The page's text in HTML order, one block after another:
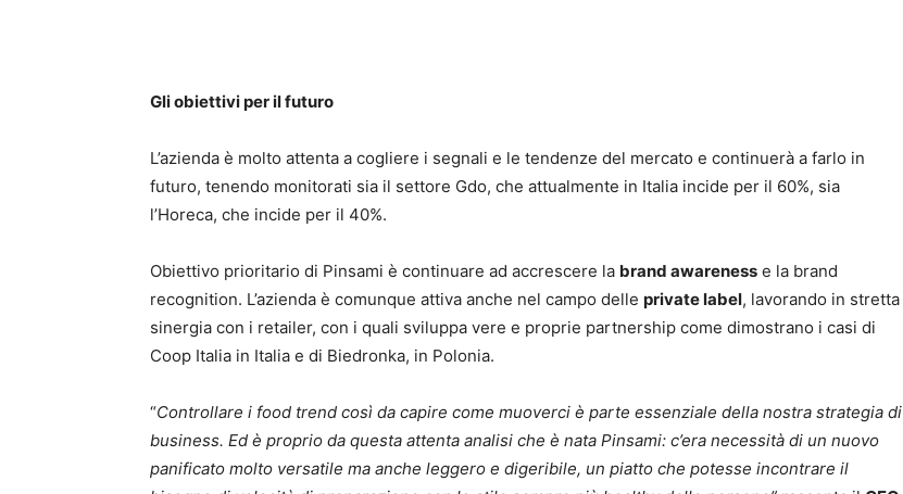
Gli obiettivi per il futuro
L’azienda è molto attenta a cogliere i segnali e le tendenze del mercato e continuerà a farlo in
futuro, tenendo monitorati sia il settore Gdo, che attualmente in Italia incide per il 60%, sia
l’Horeca, che incide per il 40%.
Obiettivo prioritario di Pinsami è continuare ad accrescere la brand awareness e la brand
recognition. L’azienda è comunque attiva anche nel campo delle private label, lavorando in stretta
sinergia con i retailer, con i quali sviluppa vere e proprie partnership come dimostrano i casi di
Coop Italia in Italia e di Biedronka, in Polonia.
“Controllare i food trend così da capire come muoverci è parte essenziale della nostra strategia di
business. Ed è proprio da questa attenta analisi che è nata Pinsami: c’era necessità di un nuovo
panificato molto versatile ma anche leggero e digeribile, un piatto che potesse incontrare il